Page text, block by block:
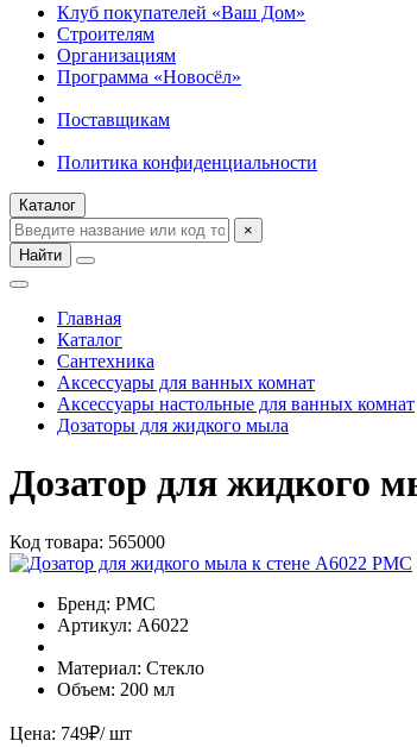
Клуб покупателей «Ваш Дом»
Строителям
Организациям
Программа «Новосёл»
Поставщикам
Политика конфиденциальности
Каталог
×
Найти
Главная
Каталог
Сантехника
Аксессуары для ванных комнат
Аксессуары настольные для ванных комнат
Дозаторы для жидкого мыла
Дозатор для жидкого
Код товара: 565000
Бренд: РМС
Артикул: A6022
Материал: Стекло
Объем: 200 мл
Цена: 749₽/ шт